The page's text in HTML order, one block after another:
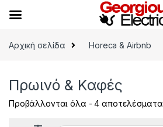
Αρχική σελίδα
Horeca & Airbnb
Πρωινό & Καφές
Προβάλλονται όλα - 4 αποτελέσματα